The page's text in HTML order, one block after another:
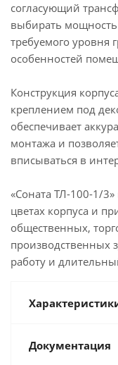
согласующий
выбирать
требуемого уровня
особенностей
Конструкция
креплением под
обеспечивает
монтажа и
вписываться в
«Соната ТЛ-100-1/
цветах корпуса и
общественных,
производственных
работу и
Документация